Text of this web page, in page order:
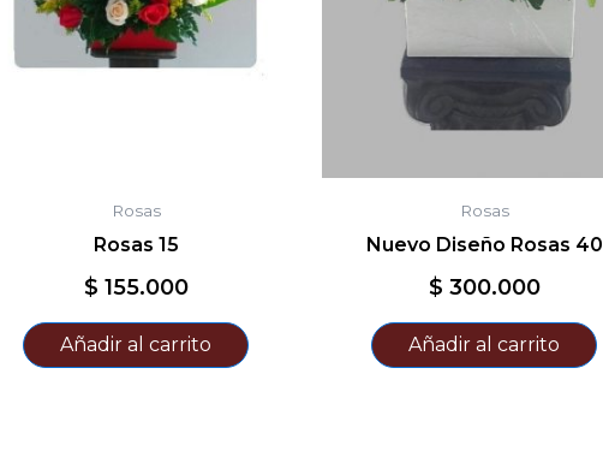
Rosas
Rosas 15
$ 155.000
Añadir al carrito
Rosas
Nuevo Diseño Rosas 40
$ 300.000
Añadir al carrito